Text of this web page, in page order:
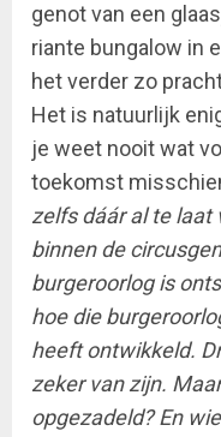
genot van een
riante bungalow in
het verder zo
Het is natuurlijk
je weet nooit wat
toekomst
zelfs dáár al te laat
binnen de
burgeroorlog is
hoe die
heeft ontwikkeld.
zeker van zijn.
opgezadeld? En